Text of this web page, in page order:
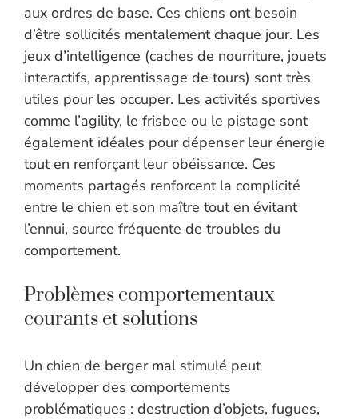
aux ordres de base. Ces chiens ont besoin
d’être sollicités mentalement chaque jour. Les
jeux d’intelligence (caches de nourriture, jouets
interactifs, apprentissage de tours) sont très
utiles pour les occuper. Les activités sportives
comme l’agility, le frisbee ou le pistage sont
également idéales pour dépenser leur énergie
tout en renforçant leur obéissance. Ces
moments partagés renforcent la complicité
entre le chien et son maître tout en évitant
l’ennui, source fréquente de troubles du
comportement.
Problèmes comportementaux
courants et solutions
Un chien de berger mal stimulé peut
développer des comportements
problématiques : destruction d’objets, fugues,